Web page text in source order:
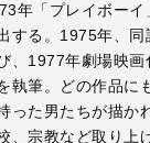
年「プレイボーイ
する。1975年、同
、1977年劇場映画
執筆。どの作品に
った男たちが描か
、宗教など取り上